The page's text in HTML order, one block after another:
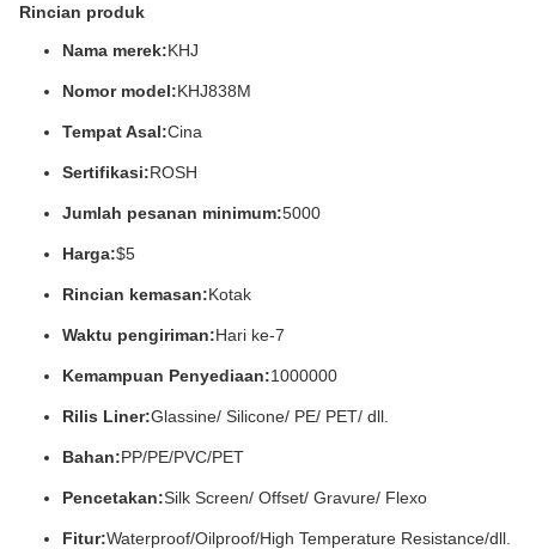
Rincian produk
Nama merek:KHJ
Nomor model:KHJ838M
Tempat Asal:Cina
Sertifikasi:ROSH
Jumlah pesanan minimum:5000
Harga:$5
Rincian kemasan:Kotak
Waktu pengiriman:Hari ke-7
Kemampuan Penyediaan:1000000
Rilis Liner:Glassine/ Silicone/ PE/ PET/ dll.
Bahan:PP/PE/PVC/PET
Pencetakan:Silk Screen/ Offset/ Gravure/ Flexo
Fitur:Waterproof/Oilproof/High Temperature Resistance/dll.